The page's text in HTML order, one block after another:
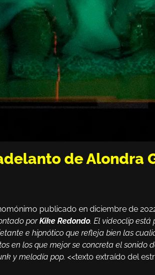
de Alondra
publicado en diciembre de
porKike Redondo. El videoclip
e hipnótico que refleja bien las
en los que mejor se concreta el sonido
y melodía pop. <<texto extraído del